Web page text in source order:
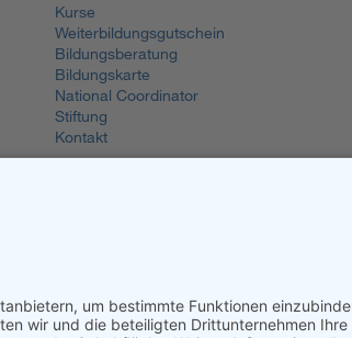
Kurse
Weiterbildungsgutschein
Bildungsberatung
Bildungskarte
National Coordinator
Stiftung
Kontakt